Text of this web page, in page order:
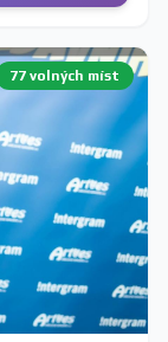
77 volných míst